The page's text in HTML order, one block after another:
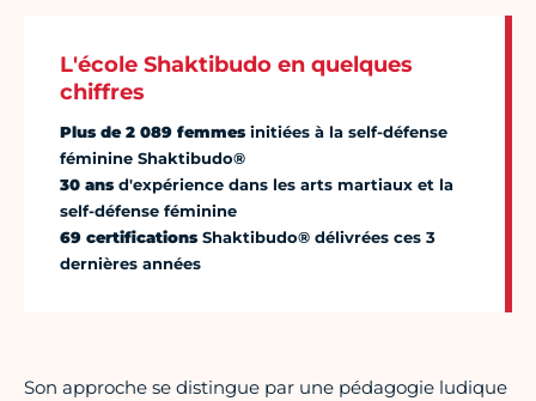
L'école Shaktibudo en quelques
chiffres
Plus de 2 089 femmes initiées à la self-défense
féminine Shaktibudo®
30 ans d'expérience dans les arts martiaux et la
self-défense féminine
69 certifications Shaktibudo® délivrées ces 3
dernières années
Son approche se distingue par une pédagogie ludique